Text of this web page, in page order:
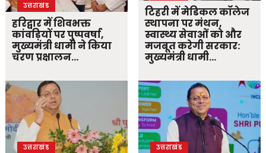
उत्तराखंड
हरिद्वार में शिवभक्त
कांवड़ियों पर पुष्पवर्षा,
मुख्यमंत्री धामी ने किया
चरण प्रक्षालन…
उत्तराखंड
टिहरी में मेडिकल कॉलेज
स्थापना पर मंथन,
स्वास्थ्य सेवाओं को और
मजबूत करेगी सरकार:
मुख्यमंत्री धामी…
उत्तराखंड